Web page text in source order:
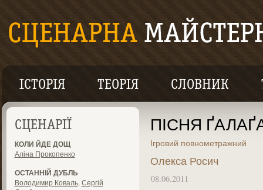
ІСТОРІЯ ТЕОРІЯ СЛОВНИК
СЦЕНАРІЇ
КОЛИ ЙДЕ ДОЩ
Аліна Прокопенко
ОСТАННІЙ ДУБЛЬ
Володимир Коваль, Сергій
ПІСНЯ
Ігровий повнометражний
Олекса Росич
08.06.2011